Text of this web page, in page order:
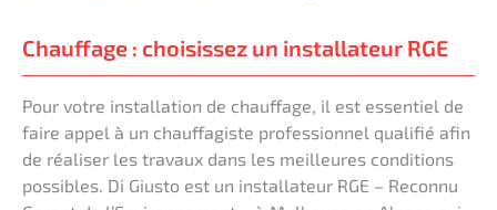
Chauffage : choisissez un installateur RGE
Pour votre installation de chauffage, il est essentiel de
faire appel à un chauffagiste professionnel qualifié afin
de réaliser les travaux dans les meilleures conditions
possibles. Di Giusto est un installateur RGE – Reconnu